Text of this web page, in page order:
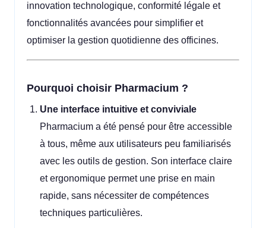
innovation technologique, conformité légale et
fonctionnalités avancées pour simplifier et
optimiser la gestion quotidienne des officines.
Pourquoi choisir Pharmacium ?
Une interface intuitive et conviviale
Pharmacium a été pensé pour être accessible
à tous, même aux utilisateurs peu familiarisés
avec les outils de gestion. Son interface claire
et ergonomique permet une prise en main
rapide, sans nécessiter de compétences
techniques particulières.